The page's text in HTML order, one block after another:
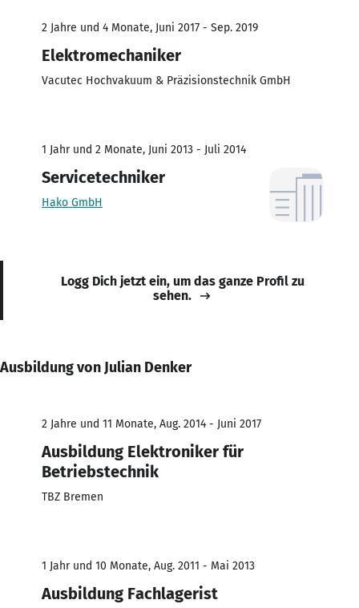
2 Jahre und 4 Monate, Juni 2017 - Sep. 2019
Elektromechaniker
Vacutec Hochvakuum & Präzisionstechnik GmbH
1 Jahr und 2 Monate, Juni 2013 - Juli 2014
Servicetechniker
Hako GmbH
Logg Dich jetzt ein, um das ganze Profil zu
sehen.
Ausbildung von Julian Denker
2 Jahre und 11 Monate, Aug. 2014 - Juni 2017
Ausbildung Elektroniker für
Betriebstechnik
TBZ Bremen
1 Jahr und 10 Monate, Aug. 2011 - Mai 2013
Ausbildung Fachlagerist